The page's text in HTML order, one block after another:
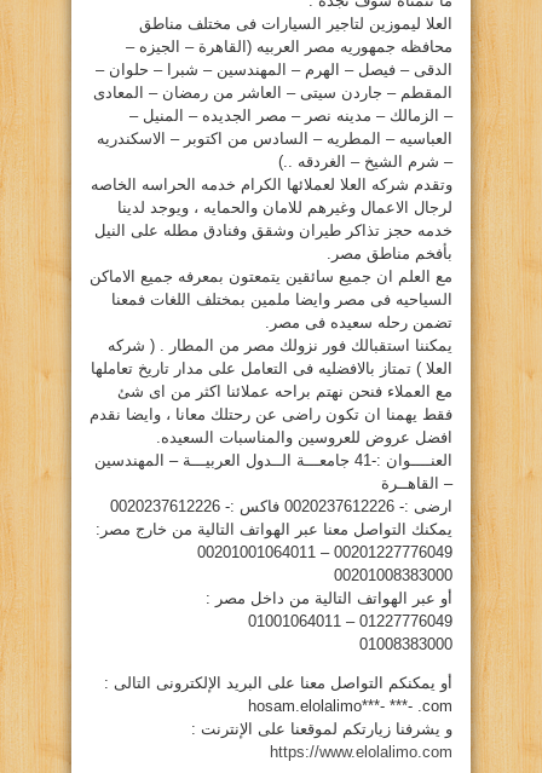
العلا ليموزين لتاجير السيارات فى مختلف مناطق
محافظه جمهوريه مصر العربيه (القاهرة – الجيزه –
الدقى – فيصل – الهرم – المهندسين – شبرا – حلوان –
المقطم – جاردن سيتى – العاشر من رمضان – المعادى
– الزمالك – مدينه نصر – مصر الجديده – المنيل –
العباسيه – المطريه – السادس من اكتوبر – الاسكندريه
– شرم الشيخ – الغردقه ..)
وتقدم شركه العلا لعملائها الكرام خدمه الحراسه الخاصه
لرجال الاعمال وغيرهم للامان والحمايه ، ويوجد لدينا
خدمه حجز تذاكر طيران وشقق وفنادق مطله على النيل
بأفخم مناطق مصر.
مع العلم ان جميع سائقين يتمعتون بمعرفه جميع الاماكن
السياحيه فى مصر وايضا ملمين بمختلف اللغات فمعنا
تضمن رحله سعيده فى مصر.
يمكننا استقبالك فور نزولك مصر من المطار . ( شركه
العلا ) تمتاز بالافضليه فى التعامل على مدار تاريخ تعاملها
مع العملاء فنحن نهتم براحه عملائنا اكثر من اى شئ
فقط يهمنا ان تكون راضى عن رحتلك معانا ، وايضا نقدم
افضل عروض للعروسين والمناسبات السعيده.
العنــــوان :-41 جامعـــة الــدول العربيـــة – المهندسين
– القاهــرة
ارضى :- 0020237612226 فاكس :- 0020237612226
يمكنك التواصل معنا عبر الهواتف التالية من خارج مصر:
00201227776049 – 00201001064011
00201008383000
أو عبر الهواتف التالية من داخل مصر :
01227776049 – 01001064011
01008383000
أو يمكنكم التواصل معنا على البريد الإلكترونى التالى :
hosam.elolalimo***- ***- .com
و يشرفنا زيارتكم لموقعنا على الإنترنت :
https://www.elolalimo.com